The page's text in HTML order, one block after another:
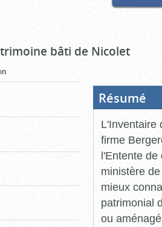
bâti de Nicolet
Résumé
L'Inventaire
firme
l'Entente de
ministère
mieux
patrimonial
ou